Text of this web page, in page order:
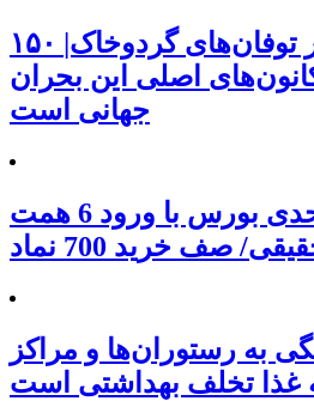
۱۵۰ کشور درگیر توفان‌های گردوخاک|
کانون‌های اصلی این بحران
جهانی است
رشد 130 هزار واحدی بورس با ورود 6 همت
صف خرید 700 نماد
به رستوران‌ها و مراکز
غذا تخلف بهداشتی است